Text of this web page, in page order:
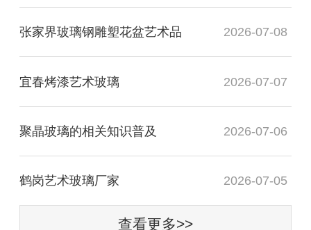
张家界玻璃钢雕塑花盆艺术品 2026-07-08
宜春烤漆艺术玻璃 2026-07-07
聚晶玻璃的相关知识普及 2026-07-06
鹤岗艺术玻璃厂家 2026-07-05
查看更多>>